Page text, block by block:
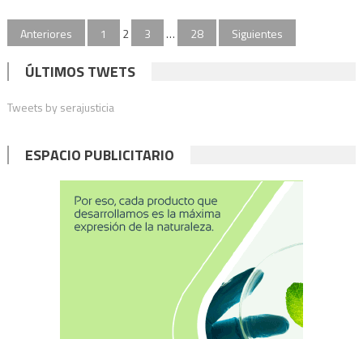
hermanas
Hecker
mar
Paginación
de
entradas
Anteriores 1 2 3 … 28 Siguientes
ÚLTIMOS TWETS
Tweets by serajusticia
ESPACIO PUBLICITARIO